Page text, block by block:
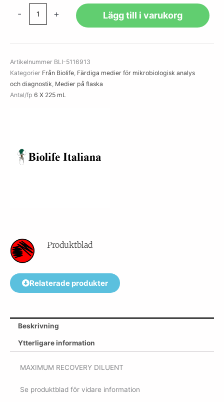
-
225
mL
mängd
+ Lägg till i varukorg
Artikelnummer BLI-5116913
Kategorier Från Biolife, Färdiga medier för mikrobiologisk analys
och diagnostik, Medier på flaska
Antal/fp 6 X 225 mL
Produktblad
Relaterade produkter
Beskrivning
Ytterligare information
MAXIMUM RECOVERY DILUENT
Se produktblad för vidare information